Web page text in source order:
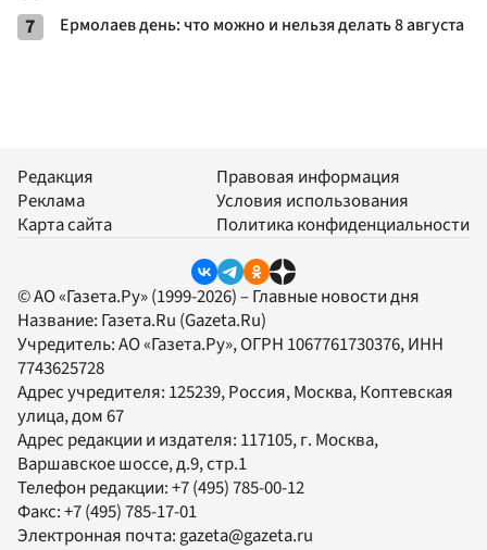
7 Ермолаев день: что можно и нельзя делать 8 августа
Редакция
Реклама
Карта сайта
Правовая информация
Условия использования
Политика конфиденциальности
© АО «Газета.Ру» (1999-2026) – Главные новости дня
Название: Газета.Ru (Gazeta.Ru)
Учредитель:АО «Газета.Ру», ОГРН 1067761730376, ИНН
7743625728
Адрес учредителя: 125239, Россия, Москва, Коптевская
улица, дом 67
Адрес редакции и издателя: 117105, г. Москва,
Варшавское шоссе, д.9, стр.1
Телефон редакции:+7 (495) 785-00-12
Факс:+7 (495) 785-17-01
Электронная почта: gazeta@gazeta.ru